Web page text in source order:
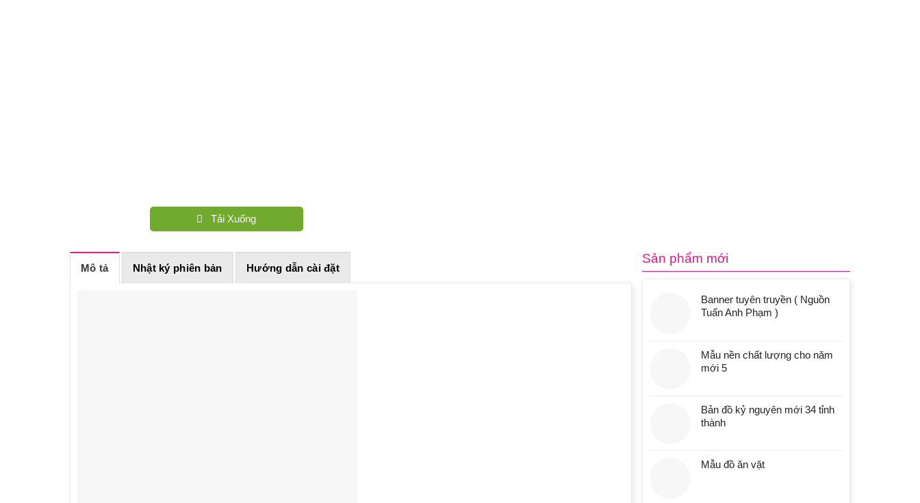
Tải Xuống
Mô tả Nhật ký phiên bản Hướng dẫn cài đặt
Sản phẩm mới
Banner tuyên truyền ( Nguồn
Tuấn Anh Phạm )
Mẫu nền chất lượng cho năm
mới 5
Bản đồ kỷ nguyên mới 34 tỉnh
thành
Mẫu đồ ăn vặt